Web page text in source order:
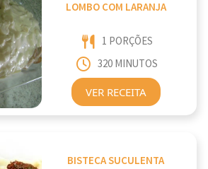
LOMBO COM LARANJA
1 PORÇÕES
320 MINUTOS
VER RECEITA
BISTECA SUCULENTA